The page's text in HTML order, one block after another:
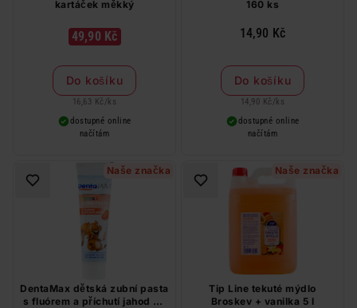
kartáček měkký
49,90 Kč
Do košíku
16,63 Kč / ks
dostupné online
načítám
160 ks
14,90 Kč
Do košíku
14,90 Kč / ks
dostupné online
načítám
Naše značka
DentaMax dětská zubní pasta
s fluórem a příchutí jahod 50
Naše značka
Tip Line tekuté mýdlo
Broskev + vanilka 5 l